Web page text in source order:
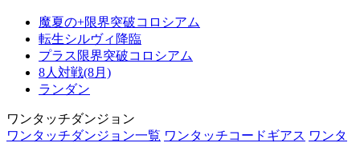
魔夏の+限界突破コロシアム
転生シルヴィ降臨
プラス限界突破コロシアム
8人対戦(8月)
ランダン
ワンタッチダンジョン
ワンタッチダンジョン一覧 ワンタッチコードギアス ワンタ